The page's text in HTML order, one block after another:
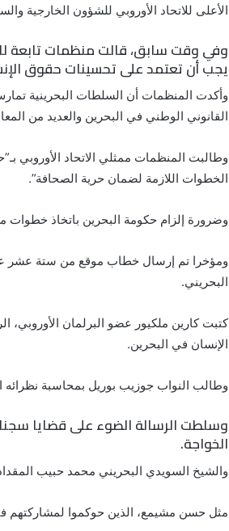
الأعلى للاتحاد الأوروبي للشؤون الخارجية
وفي وقت سابق، قالت منظمات تابعة
يجب أن تعتمد على تحسينات حقوق
وأكدت المنظمات أن السلطات البحرينية
القانوني الوطني في البحرين والعديد من
وطالبت المنظمات ممثلي الاتحاد الأوروبي
الخطوات اللازمة لضمان حرية الصحافة”.
وضرورة إلزام حكومة البحرين باتخاذ خطوات
ومؤخرا تم إرسال خطاب موقع من ستة عشر
البحريني.
كتبت كارين ملكيور عضو البرلمان
الإنسان في البحرين.
وطالب النواب جوزيب بوريل بمحاسبة نظرائه
وسلطت الرسالة الضوء على قضايا سجناء
الخواجة.
والشيخ السويدي البحريني محمد حبيب
مثل حسن مشيمع، الذين حوكموا لمشاركتهم في انتفاضة 2011 وتعرضوا للتعذيب والحرمان